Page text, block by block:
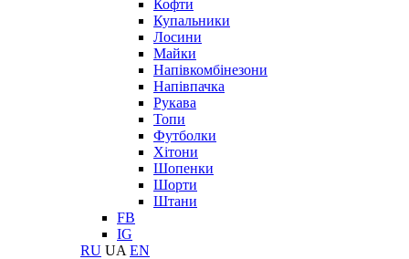
Кофти
Купальники
Лосини
Майки
Напівкомбінезони
Напівпачка
Рукава
Топи
Футболки
Хітони
Шопенки
Шорти
Штани
FB
IG
RU UA EN